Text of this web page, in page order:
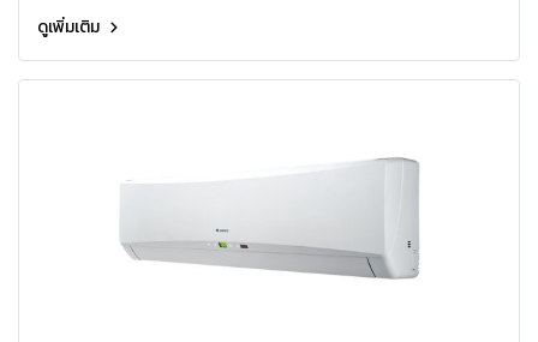
ดูเพิ่มเติม